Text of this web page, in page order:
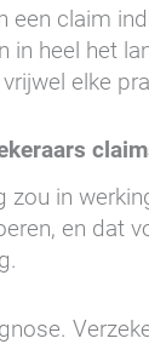
een claim
in heel het
elke
zou in
en dat